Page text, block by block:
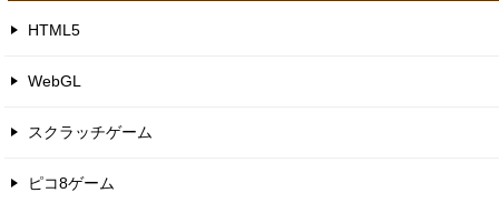
HTML5
WebGL
スクラッチゲーム
ピコ8ゲーム